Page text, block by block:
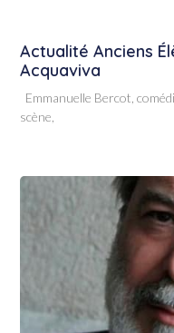
Actualité Anciens
Acquaviva
Emmanuelle Bercot,
scène,